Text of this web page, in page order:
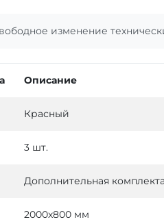
изменение
Описание
Красный
3 шт.
Дополнительная
2000х800 мм